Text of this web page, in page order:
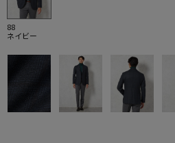
88
ネイビー